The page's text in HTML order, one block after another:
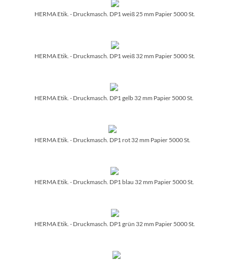
HERMA Etik. - Druckmasch. DP1 weiß 25 mm Papier 5000 St.
HERMA Etik. - Druckmasch. DP1 weiß 32 mm Papier 5000 St.
HERMA Etik. - Druckmasch. DP1 gelb 32 mm Papier 5000 St.
HERMA Etik. - Druckmasch. DP1 rot 32 mm Papier 5000 St.
HERMA Etik. - Druckmasch. DP1 blau 32 mm Papier 5000 St.
HERMA Etik. - Druckmasch. DP1 grün 32 mm Papier 5000 St.